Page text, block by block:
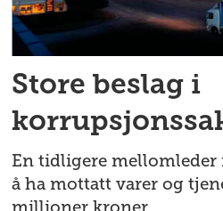
Store beslag i
En tidligere
å ha mottatt varer og
millioner kroner.